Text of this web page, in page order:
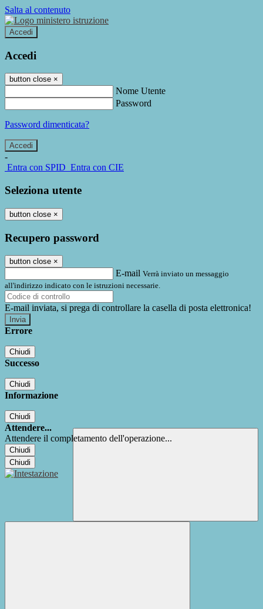
Salta al contenuto
Accedi
Accedi
button close ×
Nome Utente
Password
Password dimenticata?
-
Entra con SPID Entra con CIE
Seleziona utente
button close ×
Recupero password
button close ×
E-mail Verrà inviato un messaggio
all'indirizzo indicato con le istruzioni necessarie.
E-mail inviata, si prega di controllare la casella di posta elettronica!
Errore
Chiudi
Successo
Chiudi
Informazione
Chiudi
Attendere...
Attendere il completamento dell'operazione...
Chiudi
Chiudi